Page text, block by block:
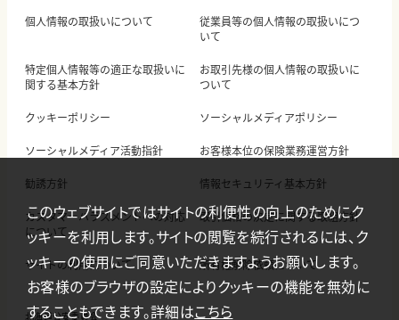
個人情報の取扱いについて
従業員等の個人情報の取扱いにつ
いて
特定個人情報等の適正な取扱いに
関する基本方針
お取引先様の個人情報の取扱いに
ついて
クッキーポリシー ソーシャルメディアポリシー
ソーシャルメディア活動指針 お客様本位の保険業務運営方針
勧誘方針 情報セキュリティ基本方針
カスタマーハラスメントへの対応
について
取引価格の決定に関する取組方針
サイトの利用について 所有権解除依頼について
北海道公安委員会
このウェブサイトではサイトの利便性の向上のためにク
ッキーを利用します。サイトの閲覧を続行されるには、ク
ッキーの使用にご同意いただきますようお願いします。
お客様のブラウザの設定によりクッキーの機能を無効に
することもできます。詳細はこちら